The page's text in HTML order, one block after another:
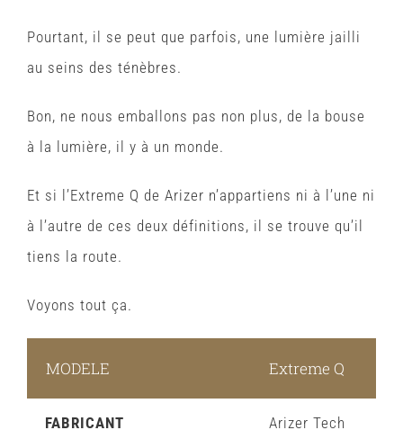
Pourtant, il se peut que parfois, une lumière jailli
au seins des ténèbres.
Bon, ne nous emballons pas non plus, de la bouse
à la lumière, il y à un monde.
Et si l’Extreme Q de Arizer n’appartiens ni à l’une ni
à l’autre de ces deux définitions, il se trouve qu’il
tiens la route.
Voyons tout ça.
MODELE Extreme Q
FABRICANT Arizer Tech